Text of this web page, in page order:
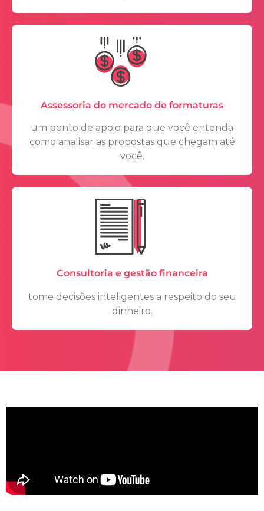
Assessoria do mercado de formaturas
um ponto de apoio para que você entenda
como analisar as propostas que chegam até
você.
Consultoria e gestão financeira
tome decisões inteligentes a respeito do seu
dinheiro.